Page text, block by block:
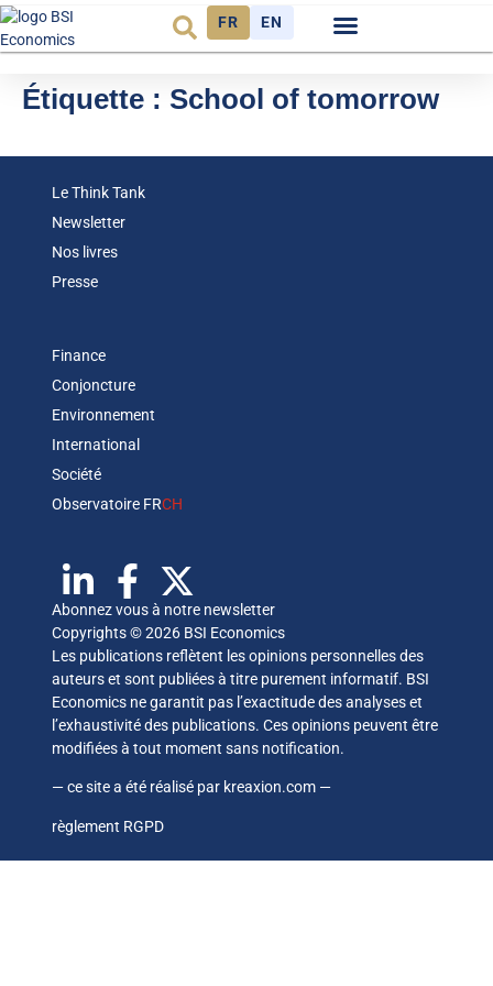
FR EN
Étiquette : School of tomorrow
Le Think Tank
Newsletter
Nos livres
Presse
Finance
Conjoncture
Environnement
International
Société
Observatoire FRCH
Abonnez vous à notre newsletter
Copyrights © 2026 BSI Economics
Les publications reflètent les opinions personnelles des
auteurs et sont publiées à titre purement informatif. BSI
Economics ne garantit pas l’exactitude des analyses et
l’exhaustivité des publications. Ces opinions peuvent être
modifiées à tout moment sans notification.
— ce site a été réalisé par kreaxion.com —
règlement RGPD